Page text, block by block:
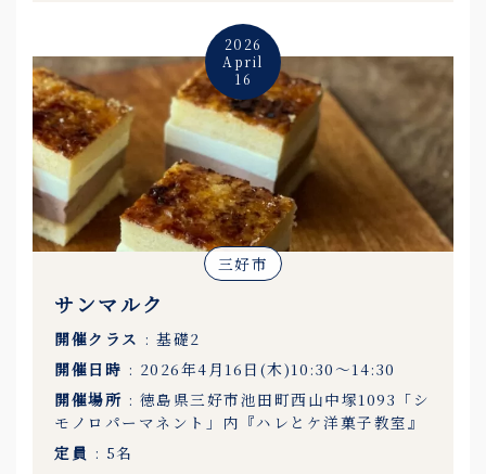
2026
April
16
三好市
サンマルク
開催クラス : 基礎2
開催日時 : 2026年4月16日(木)10:30〜14:30
開催場所 : 徳島県三好市池田町西山中塚1093「シ
モノロパーマネント」内『ハレとケ洋菓子教室』
定員 : 5名